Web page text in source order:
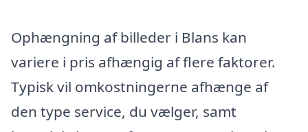
Ophængning af billeder i Blans kan
variere i pris afhængig af flere faktorer.
Typisk vil omkostningerne afhænge af
den type service, du vælger, samt